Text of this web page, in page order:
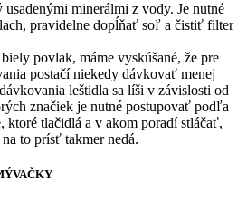
usadenými minerálmi z vody. Je nutné
pravidelne dopĺňať soľ a čistiť filter
povlak, máme vyskúšané, že pre
postačí niekedy dávkovať menej
leštidla sa líši v závislosti od
značiek je nutné postupovať podľa
ktoré tlačidlá a v akom poradí stláčať,
to prísť takmer nedá.